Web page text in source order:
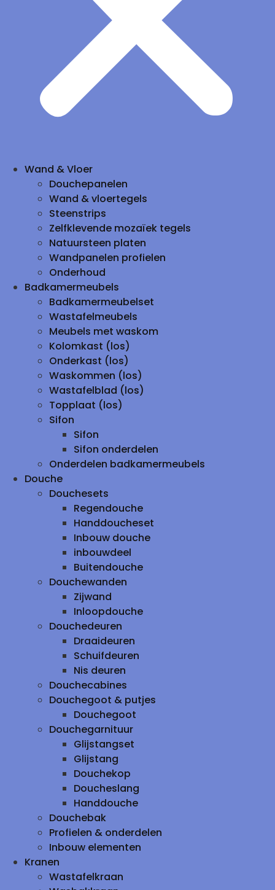
Wand & Vloer
Douchepanelen
Wand & vloertegels
Steenstrips
Zelfklevende mozaïek tegels
Natuursteen platen
Wandpanelen profielen
Onderhoud
Badkamermeubels
Badkamermeubelset
Wastafelmeubels
Meubels met waskom
Kolomkast (los)
Onderkast (los)
Waskommen (los)
Wastafelblad (los)
Topplaat (los)
Sifon
Sifon
Sifon onderdelen
Onderdelen badkamermeubels
Douche
Douchesets
Regendouche
Handdoucheset
Inbouw douche
inbouwdeel
Buitendouche
Douchewanden
Zijwand
Inloopdouche
Douchedeuren
Draaideuren
Schuifdeuren
Nis deuren
Douchecabines
Douchegoot & putjes
Douchegoot
Douchegarnituur
Glijstangset
Glijstang
Douchekop
Doucheslang
Handdouche
Douchebak
Profielen & onderdelen
Inbouw elementen
Kranen
Wastafelkraan